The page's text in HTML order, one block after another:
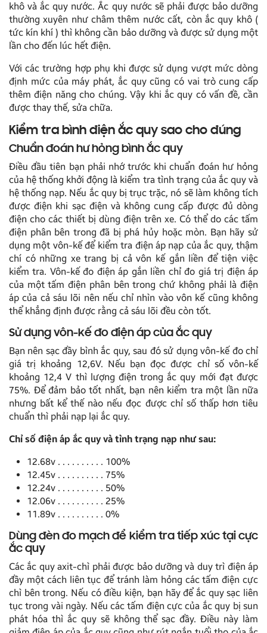
khô và ắc quy nước. Ắc quy nước sẽ phải được bảo dưỡng
thường xuyên như châm thêm nước cất, còn ắc quy khô (
tức kín khí ) thì không cần bảo dưỡng và được sử dụng một
lần cho đến lúc hết điện.
Với các trường hợp phụ khi được sử dụng vượt mức dòng
định mức của máy phát, ắc quy cũng có vai trò cung cấp
thêm điện năng cho chúng. Vậy khi ắc quy có vấn đề, cần
được thay thế, sửa chữa.
Kiểm tra bình điện ắc quy sao cho đúng
Chuẩn đoán hư hỏng bình ắc quy
Điều đầu tiên bạn phải nhớ trước khi chuẩn đoán hư hỏng
của hệ thống khởi động là kiểm tra tình trạng của ắc quy và
hệ thống nạp. Nếu ắc quy bị trục trặc, nó sẽ làm không tích
được điện khi sạc điện và không cung cấp được đủ dòng
điện cho các thiết bị dùng điện trên xe. Có thể do các tấm
điện phân bên trong đã bị phá hủy hoặc mòn. Bạn hãy sử
dụng một vôn-kế để kiểm tra điện áp nạp của ắc quy, thậm
chí có những xe trang bị cả vôn kế gắn liền để tiện việc
kiểm tra. Vôn-kế đo điện áp gắn liền chỉ đo giá trị điện áp
của một tấm điện phân bên trong chứ không phải là điện
áp của cả sáu lõi nên nếu chỉ nhìn vào vôn kế cũng không
thể khẳng định được rằng cả sáu lõi đều còn tốt.
Sử dụng vôn-kế đo điện áp của ắc quy
Bạn nên sạc đầy bình ắc quy, sau đó sử dụng vôn-kế đo chỉ
giá trị khoảng 12,6V. Nếu bạn đọc được chỉ số vôn-kế
khoảng 12,4 V thì lượng điện trong ắc quy mới đạt được
75%. Để đảm bảo tốt nhất, bạn nên kiểm tra một lần nữa
nhưng bất kể thế nào nếu đọc được chỉ số thấp hơn tiêu
chuẩn thì phải nạp lại ắc quy.
Chỉ số điện áp ắc quy và tình trạng nạp như sau:
12.68v . . . . . . . . . . 100%
12.45v . . . . . . . . . . 75%
12.24v . . . . . . . . . . 50%
12.06v . . . . . . . . . . 25%
11.89v . . . . . . . . . . 0%
Dùng đèn đo mạch để kiểm tra tiếp xúc tại cực
ắc quy
Các ắc quy axit-chì phải được bảo dưỡng và duy trì điện áp
đầy một cách liên tục để tránh làm hỏng các tấm điện cực
chì bên trong. Nếu có điều kiện, bạn hãy để ắc quy sạc liên
tục trong vài ngày. Nếu các tấm điện cực của ắc quy bị sun
phát hóa thì ắc quy sẽ không thể sạc đầy. Điều này làm